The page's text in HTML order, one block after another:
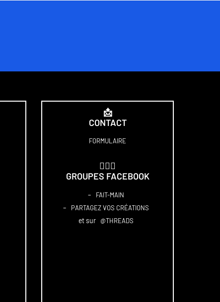
📩
CONTACT
FORMULAIRE
🏋🏻‍♀️
GROUPES FACEBOOK
– FAIT-MAIN
– PARTAGEZ VOS CRÉATIONS
et sur @THREADS